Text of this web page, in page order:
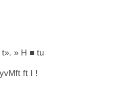
» H ■ tu
ft I !